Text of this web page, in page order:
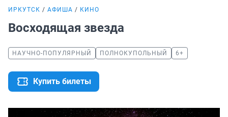
ИРКУТСК АФИША КИНО
Восходящая звезда
НАУЧНО-ПОПУЛЯРНЫЙ ПОЛНОКУПОЛЬНЫЙ 6+
Купить билеты